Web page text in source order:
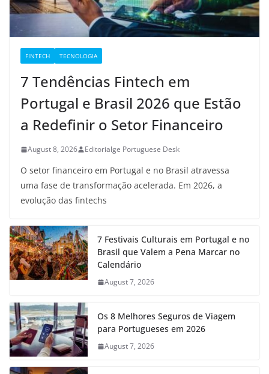
FINTECH TECNOLOGIA
7 Tendências Fintech em
Portugal e Brasil 2026 que Estão
a Redefinir o Setor Financeiro
August 8, 2026 Editorialge Portuguese Desk
O setor financeiro em Portugal e no Brasil atravessa
uma fase de transformação acelerada. Em 2026, a
evolução das fintechs
7 Festivais Culturais em Portugal e no
Brasil que Valem a Pena Marcar no
Calendário
August 7, 2026
Os 8 Melhores Seguros de Viagem
para Portugueses em 2026
August 7, 2026